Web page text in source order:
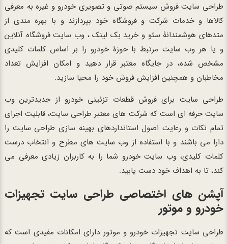
طراحی سایت فروش سیستم صوتی و تصویری خودرو و غیره به معرفی
کالاها و خدمات شرکت و فروشگاه خود بپردازند و با بهره مندی از
متدهای هوشمندانۀ سئو و خرید بک لینک ، وب سایت فروشگاه آنلاین
و یا هر وب سایت مرتبط با حوزۀ خودرو را بر اساس کلمات کلیدی
مشخص شده، در جایگاه معتبر قرار دهید و امکان افزایش تعداد
مخاطبان و همچنین افزایش فروش خود را محیا سازید.
طراحی سایت برای فروش قطعات تزئینی خودرو از جدیدترین وب
سایت حرفه ای است که شرکت های معتبر طراحی سایت، قابلیت اجرای
تمام نکات و رعایت اصول استانداردهای بهینه سازی طراحی سایت را
دارا می باشند و با استفاده از وب سایت های مطرح و انتخاب درست
کلمات کلیدی، وب سایت خودرو شما را به کاربران زیادی معرفی می
کند، تا به اهداف خود دست یابید.
آپشن های اختصاصی طراحی سایت تجهیزات
خودرو و موتور
طراحی سایت تجهیزات خودرو و موتور دارای امکانات مفیدی است که